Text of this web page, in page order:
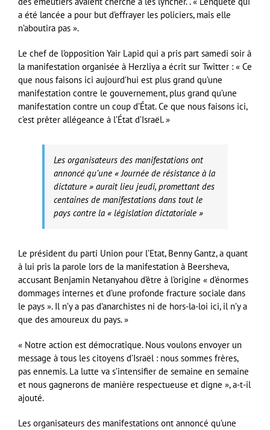
a été lancée a pour but d’effrayer les policiers, mais elle
n’aboutira pas ».
Le chef de l’opposition Yair Lapid qui a pris part samedi soir à
la manifestation organisée à Herzliya a écrit sur Twitter : « Ce
que nous faisons ici aujourd’hui est plus grand qu’une
manifestation contre le gouvernement, plus grand qu’une
manifestation contre un coup d’État. Ce que nous faisons ici,
c’est prêter allégeance à l’État d’Israël. »
Les organisateurs des manifestations ont
annoncé qu’une « Journée de résistance à la
dictature » aurait lieu jeudi, promettant des
centaines de manifestations dans tout le
pays contre la « législation dictatoriale »
Le président du parti Union pour l’Etat, Benny Gantz, a quant
à lui pris la parole lors de la manifestation à Beersheva,
accusant Benjamin Netanyahou d’être à l’origine « d’énormes
dommages internes et d’une profonde fracture sociale dans
le pays ». Il n’y a pas d’anarchistes ni de hors-la-loi ici, il n’y a
que des amoureux du pays. »
« Notre action est démocratique. Nous voulons envoyer un
message à tous les citoyens d’Israël : nous sommes frères,
pas ennemis. La lutte va s’intensifier de semaine en semaine
et nous gagnerons de manière respectueuse et digne », a-t-il
ajouté.
Les organisateurs des manifestations ont annoncé qu’une